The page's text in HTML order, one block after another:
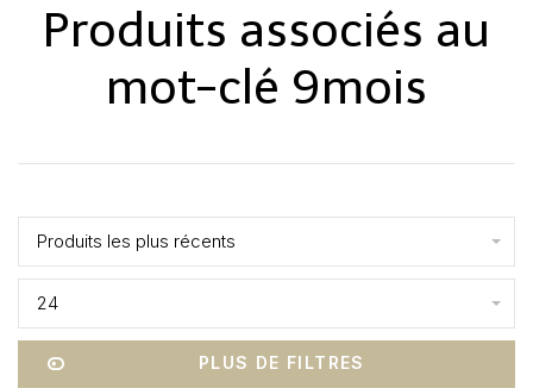
Produits associés au
mot-clé 9mois
Produits les plus récents
24
PLUS DE FILTRES